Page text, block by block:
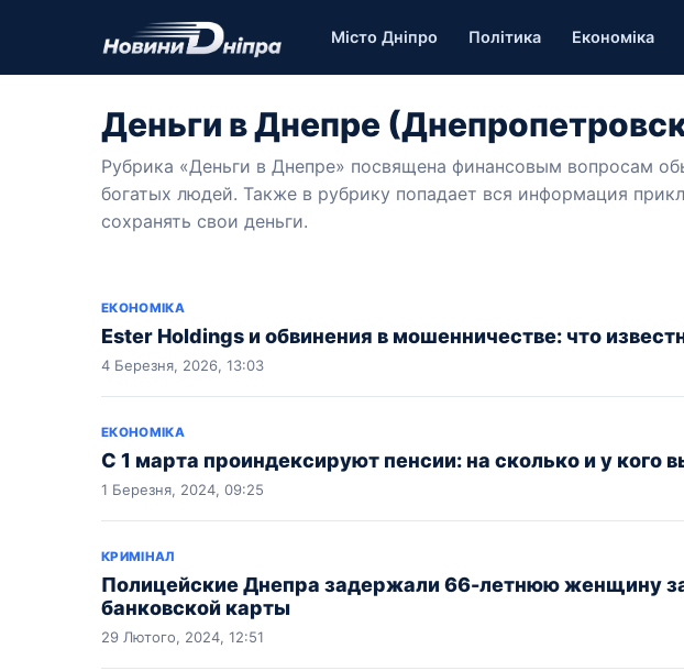
Місто Дніпро Політика Економіка
Деньги в Днепре
Рубрика «Деньги в Днепре» посвящена финансовым вопросам
богатых людей. Также в рубрику попадает вся информация
сохранять свои деньги.
ЕКОНОМІКА
Ester Holdings и обвинения в мошенничестве: что
4 Березня, 2026, 13:03
ЕКОНОМІКА
С 1 марта проиндексируют пенсии: на сколько и у кого
1 Березня, 2024, 09:25
КРИМІНАЛ
Полицейские Днепра задержали 66-летнюю женщину
банковской карты
29 Лютого, 2024, 12:51